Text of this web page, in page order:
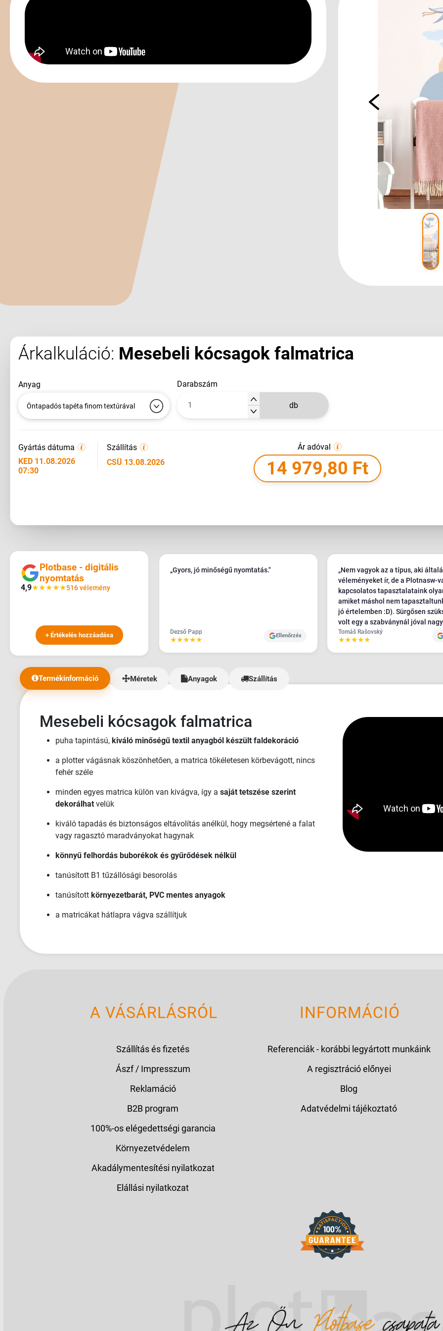
Árkalkuláció: Mesebeli kócsagok falmatrica
anyag
Öntapadós tapéta finom textúrával
darabszám
db
Gyártás dátuma
KED 11.08.2026
07:30
Szállítás
CSÜ 13.08.2026
Ár adóval
14 979,80 Ft
Plotbase - digitális
nyomtatás
4,9★★★★★516 vélemény
+ Értékelés hozzáadása
„Gyors, jó minőségű nyomtatás."
Dezső Papp
★★★★★ Ellenőrzés
„Nem vagyok az a típus, aki
véleményeket ír, de a Plotnasw-
kapcsolatos tapasztalataink
amiket máshol nem
jó értelemben :D). Sürgősen szükségünk
volt egy a szabványnál jóval
méretű banner nyomtatására.
20 nyomdát hívtunk fel
Szlovákiában, és az egyetlen, aki
hozzáállással, a többiek
kaptuk meg, és ahogy mondtam,
sehol nem tapasztaltam ilyen
ügyfélszolgálatot - rengeteg
Tomáš Rašovský
★★★★★
Termékinformáció Méretek Anyagok Szállítás
Mesebeli kócsagok falmatrica
puha tapintású, kiváló minőségű textil anyagból készült faldekoráció
a plotter vágásnak köszönhetően, a matrica tökéletesen körbevágott, nincs
fehér széle
minden egyes matrica külön van kivágva, így a saját tetszése szerint
dekorálhat velük
kiváló tapadás és biztonságos eltávolítás anélkül, hogy megsértené a falat
vagy ragasztó maradványokat hagynak
könnyű felhordás buborékok és gyűrődések nélkül
tanúsított B1 tűzállósági besorolás
tanúsított környezetbarát, PVC mentes anyagok
a matricákat hátlapra vágva szállítjuk
A VÁSÁRLÁSRÓL
Szállítás és fizetés
Ászf / Impresszum
Reklamáció
B2B program
100%-os elégedettségi garancia
Környezetvédelem
Akadálymentesítési nyilatkozat
Elállási nyilatkozat
INFORMÁCIÓ
Referenciák - korábbi legyártott munkáink
A regisztráció előnyei
Blog
Adatvédelmi tájékoztató